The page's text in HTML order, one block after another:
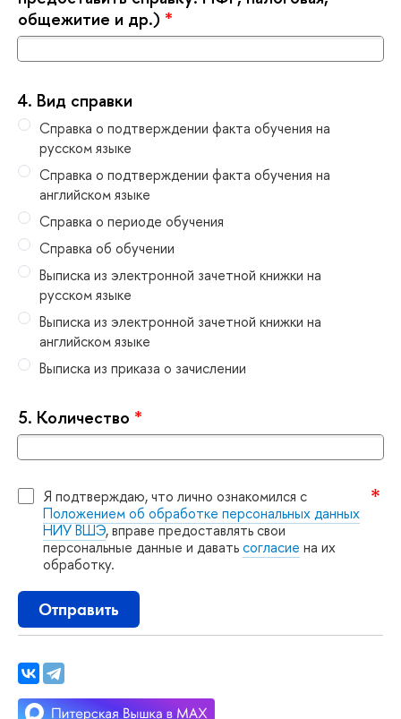
общежитие и др.) *
4. ид справки
Справка о подтверждении факта обучения на
русском языке
Справка о подтверждении факта обучения на
английском языке
Справка о периоде обучения
Справка об обучении
ыписка из электронной зачетной книжки на
русском языке
ыписка из электронной зачетной книжки на
английском языке
ыписка из приказа о зачислении
5. Количество *
Я подтверждаю, что лично ознакомился с
Положением об обработке персональных данных
НИУ ВШЭ, вправе предоставлять свои
персональные данные и даватьсогласие на их
обработку.
Отправить